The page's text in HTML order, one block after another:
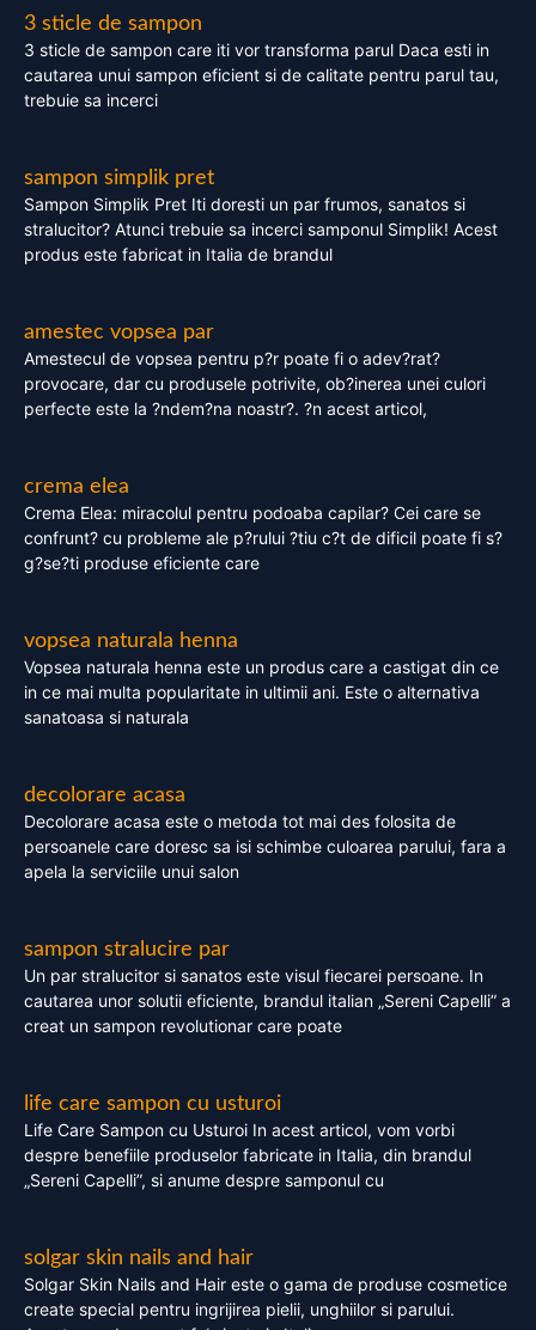
3 sticle de sampon
3 sticle de sampon care iti vor transforma parul Daca esti in
cautarea unui sampon eficient si de calitate pentru parul tau,
trebuie sa incerci
sampon simplik pret
Sampon Simplik Pret Iti doresti un par frumos, sanatos si
stralucitor? Atunci trebuie sa incerci samponul Simplik! Acest
produs este fabricat in Italia de brandul
amestec vopsea par
Amestecul de vopsea pentru p?r poate fi o adev?rat?
provocare, dar cu produsele potrivite, ob?inerea unei culori
perfecte este la ?ndem?na noastr?. ?n acest articol,
crema elea
Crema Elea: miracolul pentru podoaba capilar? Cei care se
confrunt? cu probleme ale p?rului ?tiu c?t de dificil poate fi s?
g?se?ti produse eficiente care
vopsea naturala henna
Vopsea naturala henna este un produs care a castigat din ce
in ce mai multa popularitate in ultimii ani. Este o alternativa
sanatoasa si naturala
decolorare acasa
Decolorare acasa este o metoda tot mai des folosita de
persoanele care doresc sa isi schimbe culoarea parului, fara a
apela la serviciile unui salon
sampon stralucire par
Un par stralucitor si sanatos este visul fiecarei persoane. In
cautarea unor solutii eficiente, brandul italian „Sereni Capelli” a
creat un sampon revolutionar care poate
life care sampon cu usturoi
Life Care Sampon cu Usturoi In acest articol, vom vorbi
despre benefiile produselor fabricate in Italia, din brandul
„Sereni Capelli”, si anume despre samponul cu
solgar skin nails and hair
Solgar Skin Nails and Hair este o gama de produse cosmetice
create special pentru ingrijirea pielii, unghiilor si parului.